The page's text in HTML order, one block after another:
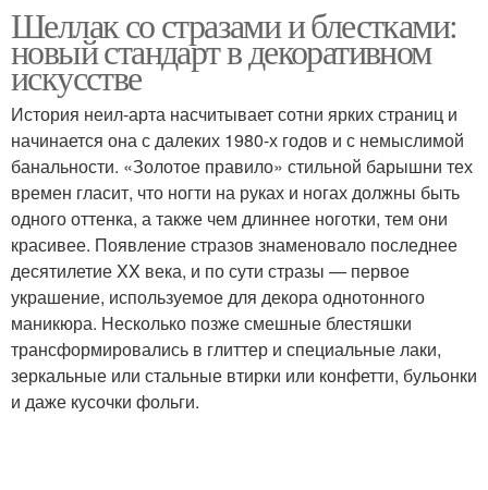
Маникюр с бульонками Маникюр с глиттером
Блёстки в маникюре
Шеллак со стразами и блестками:
новый стандарт в декоративном
искусстве
История неил-арта насчитывает сотни ярких страниц и
начинается она с далеких 1980-х годов и с немыслимой
банальности. «Золотое правило» стильной барышни тех
времен гласит, что ногти на руках и ногах должны быть
одного оттенка, а также чем длиннее ноготки, тем они
красивее. Появление стразов знаменовало последнее
десятилетие XX века, и по сути стразы — первое
украшение, используемое для декора однотонного
маникюра. Несколько позже смешные блестяшки
трансформировались в глиттер и специальные лаки,
зеркальные или стальные втирки или конфетти, бульонки
и даже кусочки фольги.